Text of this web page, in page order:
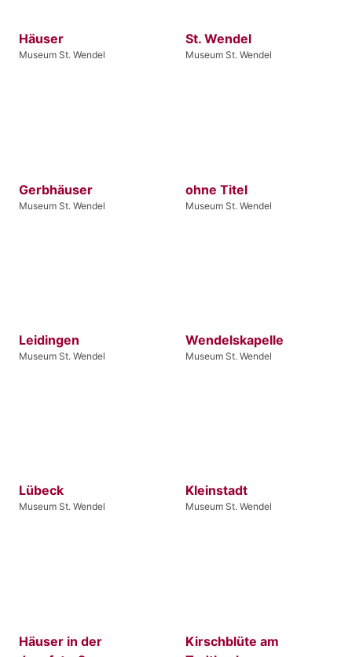
Häuser
Museum St. Wendel
St. Wendel
Museum St. Wendel
Gerbhäuser
Museum St. Wendel
ohne Titel
Museum St. Wendel
Leidingen
Museum St. Wendel
Wendelskapelle
Museum St. Wendel
Lübeck
Museum St. Wendel
Kleinstadt
Museum St. Wendel
Häuser in der
Kirschblüte am